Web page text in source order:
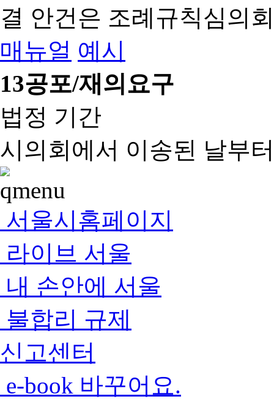
결 안건은 조례규칙심의
매뉴얼 예시
13공포/재의요구
법정 기간
시의회에서 이송된 날부
서울시홈페이지
라이브 서울
내 손안에 서울
불합리 규제
신고센터
e-book 바꾸어요.